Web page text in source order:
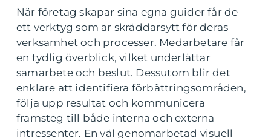
När företag skapar sina egna guider får de
ett verktyg som är skräddarsytt för deras
verksamhet och processer. Medarbetare får
en tydlig överblick, vilket underlättar
samarbete och beslut. Dessutom blir det
enklare att identifiera förbättringsområden,
följa upp resultat och kommunicera
framsteg till både interna och externa
intressenter. En väl genomarbetad visuell